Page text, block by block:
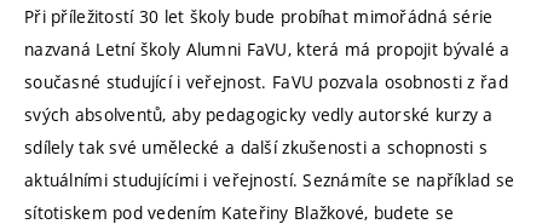
Při příležitostí 30 let školy bude probíhat mimořádná série
nazvaná Letní školy Alumni FaVU, která má propojit bývalé a
současné studující i veřejnost. FaVU pozvala osobnosti z řad
svých absolventů, aby pedagogicky vedly autorské kurzy a
sdílely tak své umělecké a další zkušenosti a schopnosti s
aktuálními studujícími i veřejností. Seznámíte se například se
sítotiskem pod vedením Kateřiny Blažkové, budete se